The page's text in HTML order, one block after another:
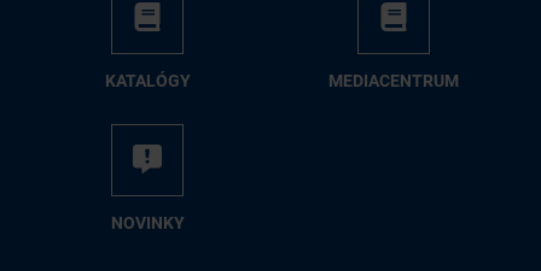
KA­TA­LÓ­GY ME­DIA­CEN­TRUM
NO­VIN­KY